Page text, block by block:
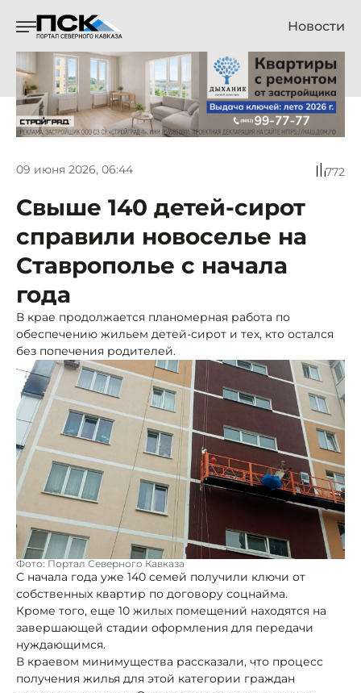
Новости
09 июня 2026, 06:44 772
Свыше 140 детей-сирот
справили новоселье на
Ставрополье с начала
года
В крае продолжается планомерная работа по
обеспечению жильем детей-сирот и тех, кто остался
без попечения родителей.
Фото: Портал Северного Кавказа
С начала года уже 140 семей получили ключи от
собственных квартир по договору соцнайма.
Кроме того, еще 10 жилых помещений находятся на
завершающей стадии оформления для передачи
нуждающимся.
В краевом минимущества рассказали, что процесс
получения жилья для этой категории граждан